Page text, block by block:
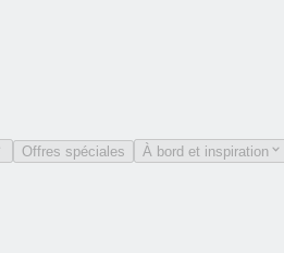
Offres spéciales À bord et inspiration